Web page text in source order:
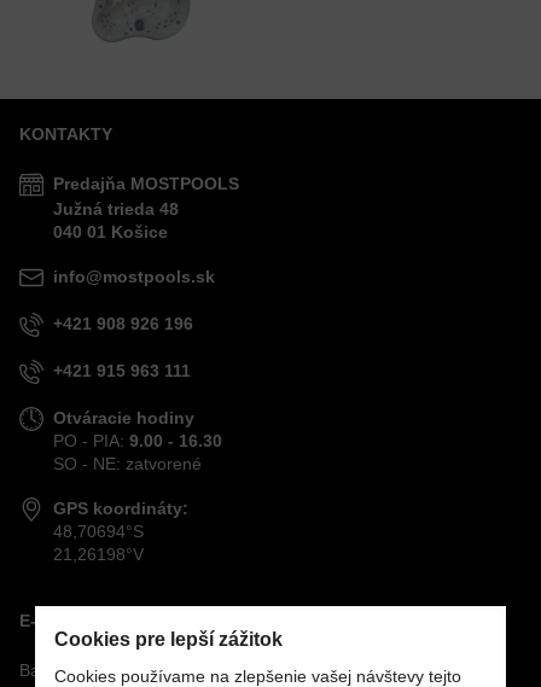
KONTAKTY
Predajňa MOSTPOOLS
Južná trieda 48
040 01 Košice
info@mostpools.sk
+421 908 926 196
+421 915 963 111
Otváracie hodiny
PO - PIA: 9.00 - 16.30
SO - NE: zatvorené
GPS koordináty:
48,70694°S
21,26198°V
E-SHOP
Bazénová technológia
Cookies pre lepší zážitok
Cookies používame na zlepšenie vašej návštevy tejto